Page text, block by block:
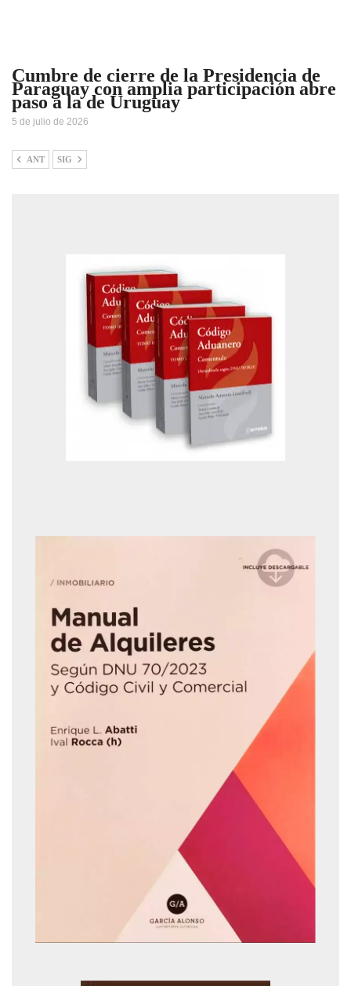
Cumbre de cierre de la Presidencia de
Paraguay con amplia participación abre
paso a la de Uruguay
5 de julio de 2026
ANT SIG